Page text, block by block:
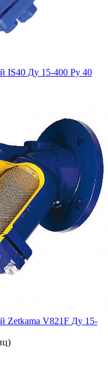
IS40 Ду 15-400 Ру 40
Zetkama V821F Ду 15-